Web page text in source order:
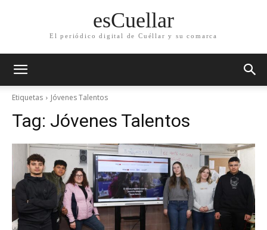
esCuellar
El periódico digital de Cuéllar y su comarca
Etiquetas Jóvenes Talentos
Tag: Jóvenes Talentos